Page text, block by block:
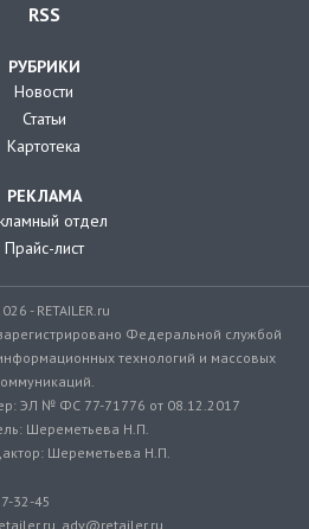
RSS
РУБРИКИ
Новости
Статьи
Картотека
РЕКЛАМА
отдел
Прайс-лист
- RETAILER.ru
Федеральной службой
технологий и массовых
ЭЛ № ФС 77-71776 от 08.12.2017
Шереметьева Н.П.
Шереметьева Н.П.
32-45
adv@retailer.ru